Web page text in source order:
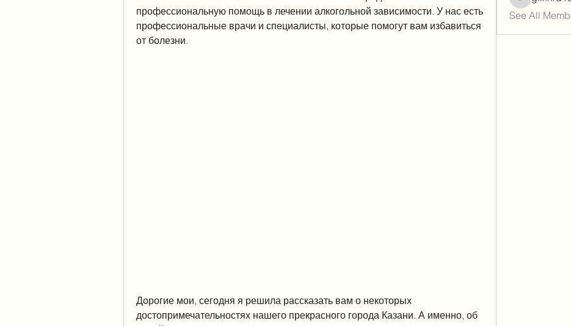
профессиональную помощь в лечении алкогольной зависимости. У нас есть
профессиональные врачи и специалисты, которые помогут вам избавиться
от болезни.
Дорогие мои, сегодня я решила рассказать вам о некоторых
достопримечательностях нашего прекрасного города Казани. А именно, об
gill.nrd18
See All